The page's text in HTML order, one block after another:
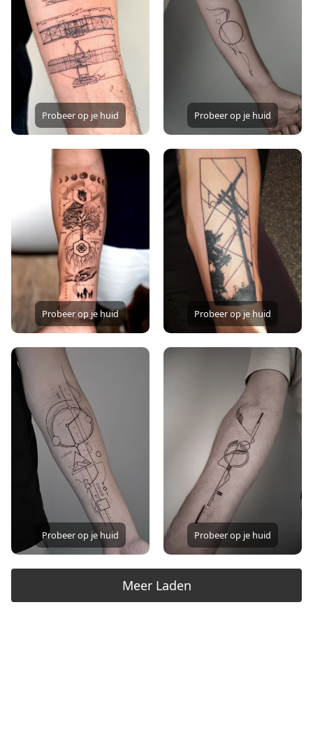
Probeer op je huid Probeer op je huid
Probeer op je huid Probeer op je huid
Probeer op je huid Probeer op je huid
Meer Laden